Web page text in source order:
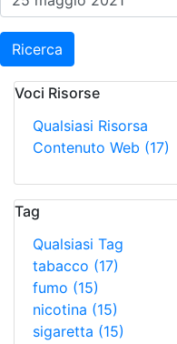
Ricerca
Voci Risorse
Qualsiasi Risorsa
Contenuto Web (17)
Tag
Qualsiasi Tag
tabacco (17)
fumo (15)
nicotina (15)
sigaretta (15)